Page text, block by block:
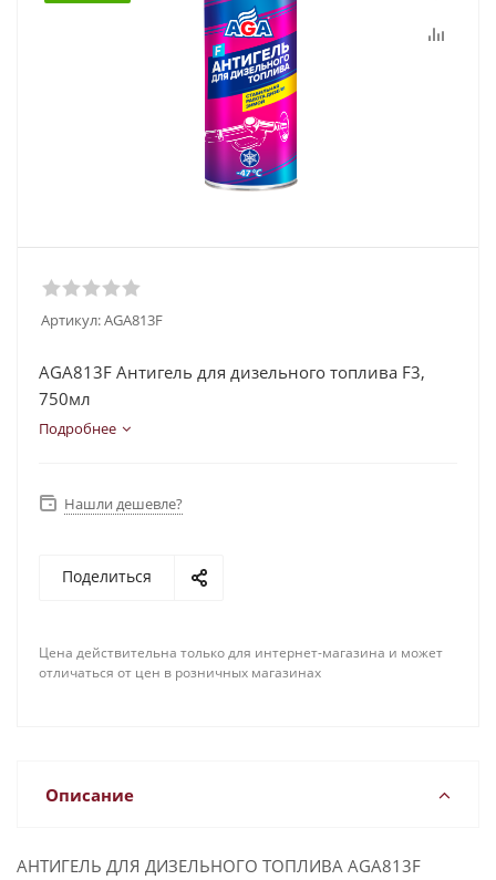
Артикул:AGA813F
AGA813F Антигель для дизельного топлива F3,
750мл
Подробнее
Нашли дешевле?
Поделиться
Цена действительна только для интернет-магазина и может
отличаться от цен в розничных магазинах
Описание
АНТИГЕЛЬ ДЛЯ ДИЗЕЛЬНОГО ТОПЛИВА AGA813F